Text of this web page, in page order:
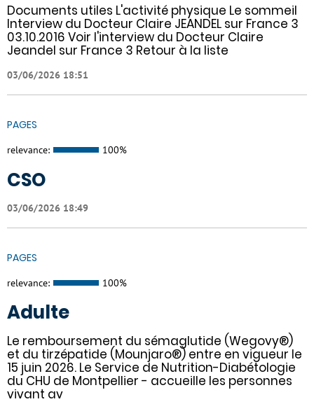
Documents utiles L'activité physique Le sommeil
Interview du Docteur Claire JEANDEL sur France 3
03.10.2016 Voir l'interview du Docteur Claire
Jeandel sur France 3 Retour à la liste
03/06/2026 18:51
PAGES
relevance: 100%
CSO
03/06/2026 18:49
PAGES
relevance: 100%
Adulte
Le remboursement du sémaglutide (Wegovy®)
et du tirzépatide (Mounjaro®) entre en vigueur le
15 juin 2026. Le Service de Nutrition-Diabétologie
du CHU de Montpellier - accueille les personnes
vivant av